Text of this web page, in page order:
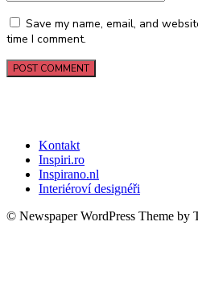
Save my name, email, and
time I comment.
Kontakt
Inspiri.ro
Inspirano.nl
Interiéroví designéři
© Newspaper WordPress Theme by